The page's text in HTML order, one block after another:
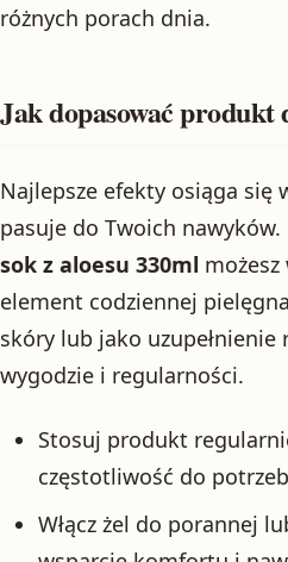
różnych porach dnia.
Jak dopasować produkt
Najlepsze efekty osiąga się
pasuje do Twoich nawyków.
sok z aloesu 330ml
element codziennej
skóry lub jako uzupełnienie
wygodzie i regularności.
Stosuj produkt
częstotliwość do
Włącz żel do porannej